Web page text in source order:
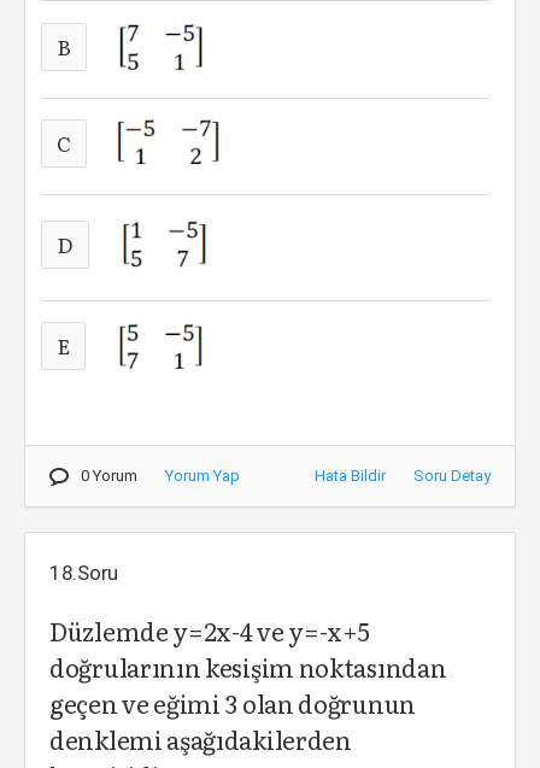
B
C
D
E
0 Yorum Yorum Yap Hata Bildir Soru Detay
18.Soru
Düzlemde y=2x-4 ve y=-x+5
doğrularının kesişim noktasından
geçen ve eğimi 3 olan doğrunun
denklemi aşağıdakilerden